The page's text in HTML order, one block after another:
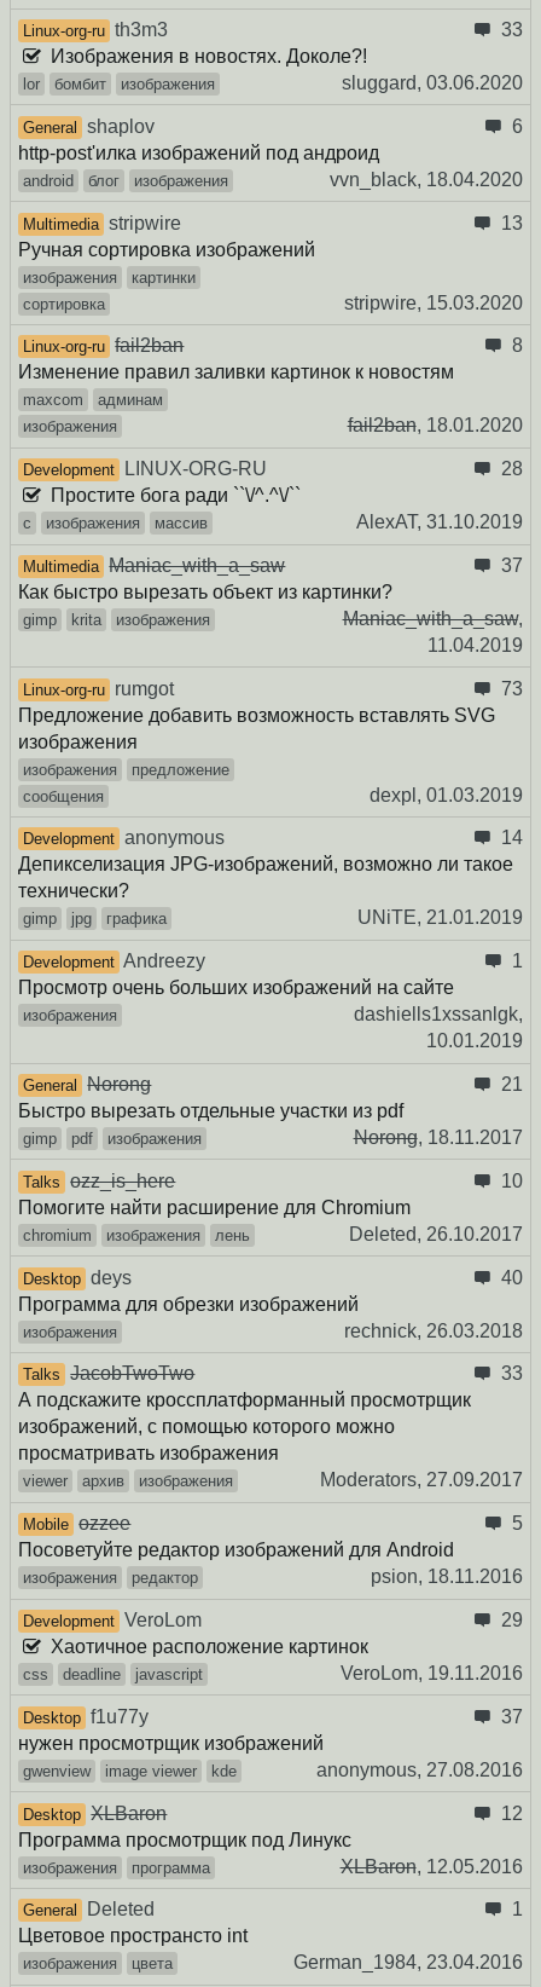
Linux-org-ru th3m3
33
Изображения в новостях. Доколе?!
lor бомбит изображения sluggard, 03.06.2020
General shaplov
6
http-post'илка изображений под андроид
android блог изображения vvn_black, 18.04.2020
Multimedia stripwire
13
Ручная сортировка изображений
изображения
картинки
сортировка
stripwire, 15.03.2020
Linux-org-ru fail2ban
8
Изменение правил заливки картинок к новостям
maxcom
админам
изображения
fail2ban, 18.01.2020
Development LINUX-ORG-RU
28
Простите бога ради ``\/^.^\/``
c изображения массив AlexAT, 31.10.2019
Multimedia Maniac_with_a_saw
37
Как быстро вырезать объект из картинки?
gimp krita изображения Maniac_with_a_saw,
11.04.2019
Linux-org-ru rumgot
73
Предложение добавить возможность вставлять SVG
изображения
изображения
предложение
сообщения
dexpl, 01.03.2019
Development anonymous
14
Депикселизация JPG-изображений, возможно ли такое
технически?
gimp jpg графика UNiTE, 21.01.2019
Development Andreezy
1
Просмотр очень больших изображений на сайте
изображения
dashiells1xssanlgk,
10.01.2019
General Norong
21
Быстро вырезать отдельные участки из pdf
gimp pdf изображения Norong, 18.11.2017
Talks ozz_is_here
10
Помогите найти расширение для Chromium
chromium изображения лень Deleted, 26.10.2017
Desktop deys
40
Программа для обрезки изображений
изображения rechnick, 26.03.2018
Talks JacobTwoTwo
33
А подскажите кроссплатформанный просмотрщик
изображений, с помощью которого можно
просматривать изображения
viewer архив изображения Moderators, 27.09.2017
Mobile ozzee
5
Посоветуйте редактор изображений для Android
изображения редактор psion, 18.11.2016
Development VeroLom
29
Хаотичное расположение картинок
css deadline javascript VeroLom, 19.11.2016
Desktop f1u77y
37
нужен просмотрщик изображений
gwenview image viewer kde anonymous, 27.08.2016
Desktop XLBaron
12
Программа просмотрщик под Линукс
изображения программа XLBaron, 12.05.2016
General Deleted
1
Цветовое пространсто int
изображения цвета German_1984, 23.04.2016